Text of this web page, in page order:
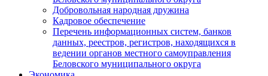
Добровольная народная дружина
Кадровое обеспечение
Перечень информационных систем, банков
данных, реестров, регистров, находящихся в
ведении органов местного самоуправления
Беловского муниципального округа